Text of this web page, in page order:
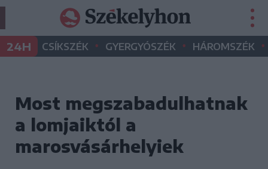
24H CSÍKSZÉK • GYERGYÓSZÉK • HÁROMSZÉK •
Most megszabadulhatnak
a lomjaiktól a
marosvásárhelyiek